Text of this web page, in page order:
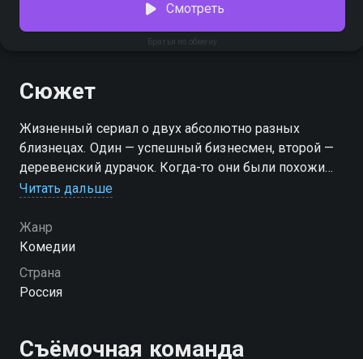
Братья по обмену
Смотреть
Сюжет
Жизненный сериал о двух абсолютно разных
близнецах. Один — успешный бизнесмен, второй —
деревенский дурачок. Когда-то они были похожи
как две капли воды, но годы взяли свое: их жизни
осталось. Смогут ли они найти общий язык после
тридцати лет разлуки?
Читать дальше
Жанр
Комедии
Страна
Россия
Съёмочная команда